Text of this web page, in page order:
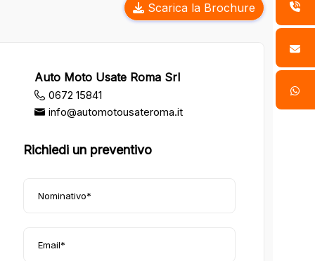
Scarica la Brochure
Auto Moto Usate Roma Srl
0672 15841
info@automotousateroma.it
Richiedi un preventivo